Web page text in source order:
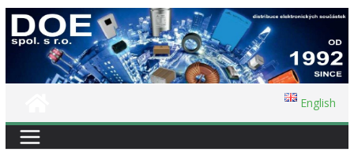
Přeskočit
na
English